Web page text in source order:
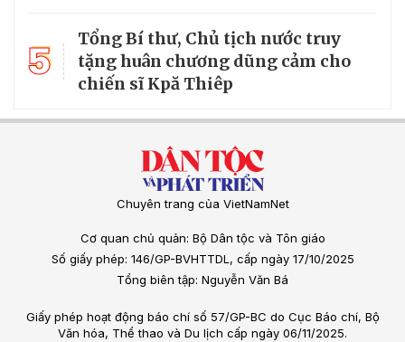
5
Tổng Bí thư, Chủ tịch nước truy
tặng huân chương dũng cảm cho
chiến sĩ Kpă Thiêp
Chuyên trang của VietNamNet
Cơ quan chủ quản: Bộ Dân tộc và Tôn giáo
Số giấy phép: 146/GP-BVHTTDL, cấp ngày 17/10/2025
Tổng biên tập: Nguyễn Văn Bá
Giấy phép hoạt động báo chí số 57/GP-BC do Cục Báo chí, Bộ
Văn hóa, Thể thao và Du lịch cấp ngày 06/11/2025.